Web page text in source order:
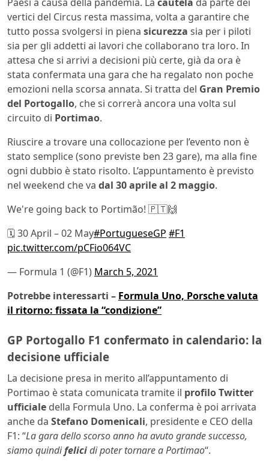
vertici del Circus resta massima, volta a garantire che
tutto possa svolgersi in piena sicurezza sia per i piloti
sia per gli addetti ai lavori che collaborano tra loro. In
attesa che si arrivi a decisioni più certe, già da ora è
stata confermata una gara che ha regalato non poche
emozioni nella scorsa annata. Si tratta del Gran Premio
del Portogallo, che si correrà ancora una volta sul
circuito di Portimao.
Riuscire a trovare una collocazione per l’evento non è
stato semplice (sono previste ben 23 gare), ma alla fine
ogni dubbio è stato risolto. L’appuntamento è previsto
nel weekend che va dal 30 aprile al 2 maggio.
We're going back to Portimão! 🇵🇹🙌
🗓 30 April – 02 May#PortugueseGP #F1
pic.twitter.com/pCFio064VC
— Formula 1 (@F1) March 5, 2021
Potrebbe interessarti – Formula Uno, Porsche valuta
il ritorno: fissata la “condizione”
GP Portogallo F1 confermato in calendario: la
decisione ufficiale
La decisione presa in merito all’appuntamento di
Portimao è stata comunicata tramite il profilo Twitter
ufficiale della Formula Uno. La conferma è poi arrivata
anche da Stefano Domenicali, presidente e CEO della
F1: “La gara dello scorso anno ha avuto grande successo,
siamo quindifelicidi poter tornare a Portimao“.